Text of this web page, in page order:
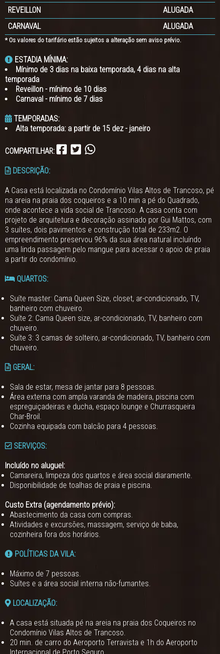
REVEILLON
ALUGADA
CARNAVAL
ALUGADA
* Os valores do tarifário estão sujeitos a alteração sem aviso prévio.
ESTADIA MÍNIMA:
Mínimo de 3 dias na baixa temporada, 4 dias na alta
temporada
Reveillon - mínimo de 10 dias
Carnaval - mínimo de 7 dias
TEMPORADAS:
Alta temporada: a partir de 15 dez - janeiro
COMPARTILHAR:
DESCRIÇÃO:
A Casa está localizada no Condomínio Vilas Altos de Trancoso, pé
na areia na praia dos coqueiros e a 10 min a pé do Quadrado,
onde acontece a vida social de Trancoso. A casa conta com
projeto de arquitetura e decoração assinado por Gui Mattos, com
3 suítes, dois pavimentos e construção total de 233m2. O
empreendimento preservou 96% da sua área natural incluíndo
uma linda passagem pelo mangue para acessar o apoio de praia
a partir do condomínio.
QUARTOS:
Suíte master: Cama Queen Size, closet, ar-condicionado, TV,
banheiro com chuveiro.
Suíte 2: Cama Queen size, ar-condicionado, TV, banheiro com
chuveiro.
Suíte 3: 3 camas de solteiro, ar-condicionado, TV, banheiro com
chuveiro.
GERAL:
Sala de estar, mesa de jantar para 8 pessoas.
Área externa com ampla varanda de madeira, piscina com
espreguiçadeiras e ducha, espaço lounge e Churrasqueira
Char-Broil.
Cozinha equipada com balcão para 4 pessoas.
SERVIÇOS:
Incluído no aluguel:
Camareira, limpeza dos quartos e área social diaramente.
Disponibilidade de toalhas de praia e piscina.
Custo Extra (agendamento prévio):
Abastecimento da casa com compras.
Atividades e excursões, massagem, serviço de baba,
cozinheira fora dos horários.
POLÍTICAS DA VILA:
Máximo de 7 pessoas.
Suítes e a área social interna não-fumantes.
LOCALIZAÇÃO:
A casa está situada pé na areia na praia dos Coqueiros no
Condomínio Vilas Altos de Trancoso.
20 min. de carro do Aeroporto Terravista e 1h do Aeroporto